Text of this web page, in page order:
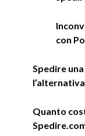
con
Spedire
Quanto